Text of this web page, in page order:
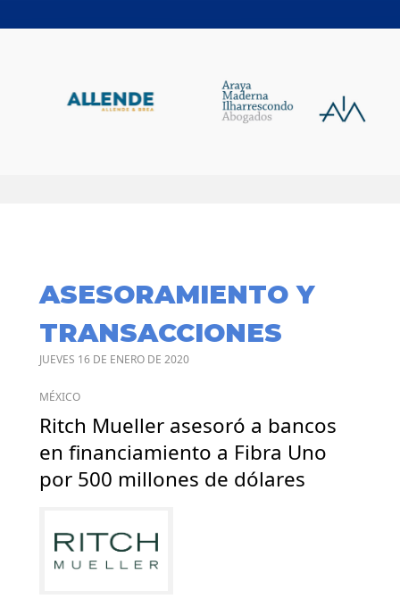
ASESORAMIENTO Y
TRANSACCIONES
JUEVES 16 DE ENERO DE 2020
MÉXICO
Ritch Mueller asesoró a bancos
en financiamiento a Fibra Uno
por 500 millones de dólares